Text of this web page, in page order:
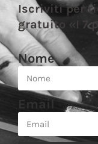
Iscriviti per
gratuito «I 7
Nome
Email